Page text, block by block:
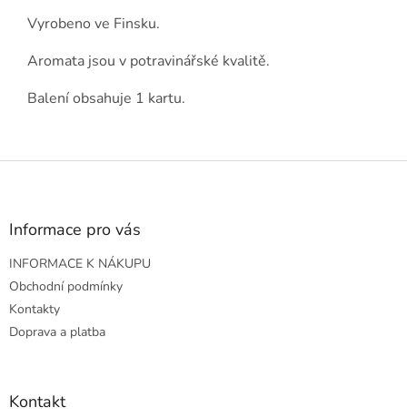
Vyrobeno ve Finsku.
Aromata jsou v potravinářské kvalitě.
Balení obsahuje 1 kartu.
Z
Informace pro vás
INFORMACE K NÁKUPU
Obchodní podmínky
Kontakty
Doprava a platba
Kontakt